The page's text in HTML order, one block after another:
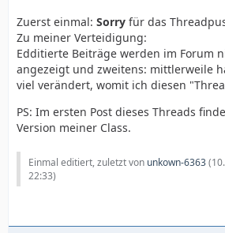
Zuerst einmal: Sorry für das
Zu meiner Verteidigung:
Edditierte Beiträge werden im Forum
angezeigt und zweitens: mittlerweile
viel verändert, womit ich diesen
PS: Im ersten Post dieses Threads
Version meiner Class.
Einmal editiert, zuletzt von unkown-6363(
22:33)